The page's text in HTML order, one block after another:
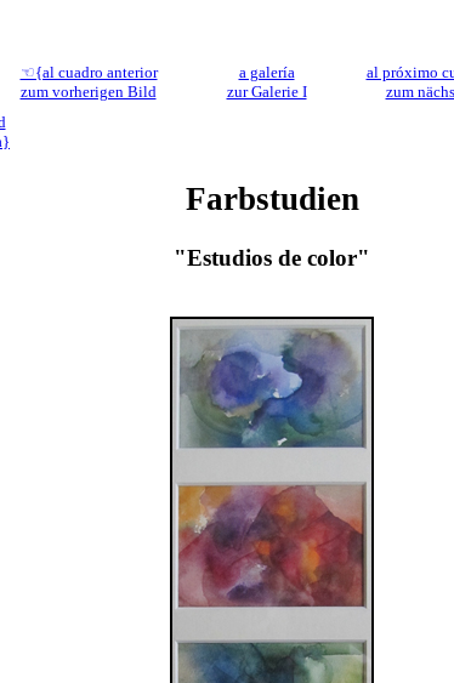
☜{al cuadro anterior
zum vorherigen Bild
a galería
zur Galerie I
al próximo
zum
Farbstudien
"Estudios de color"